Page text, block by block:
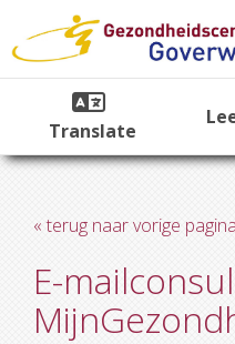
Translate
« terug naar vorige pagina
E-